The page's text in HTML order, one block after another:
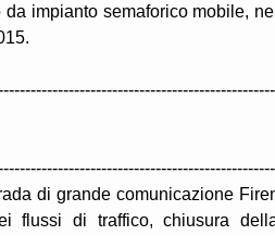
da impianto semaforico mobile,
di grande comunicazione
flussi di traffico, chiusura